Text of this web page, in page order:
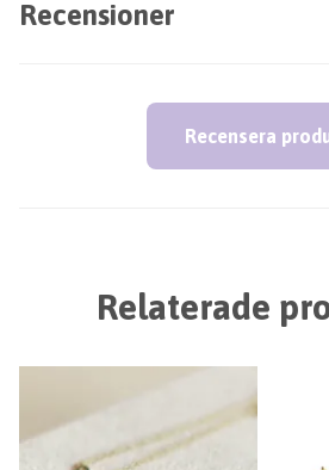
Recensioner
Recensera
Relaterade